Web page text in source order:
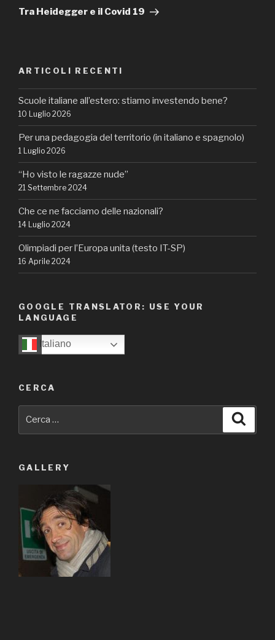
successivo
Tra Heidegger e il Covid 19
ARTICOLI RECENTI
Scuole italiane all’estero: stiamo investendo bene?
10 Luglio 2026
Per una pedagogia del territorio (in italiano e spagnolo)
1 Luglio 2026
“Ho visto le ragazze nude”
21 Settembre 2024
Che ce ne facciamo delle nazionali?
14 Luglio 2024
Olimpiadi per l’Europa unita (testo IT-SP)
16 Aprile 2024
GOOGLE TRANSLATOR: USE YOUR
LANGUAGE
Italiano
CERCA
GALLERY